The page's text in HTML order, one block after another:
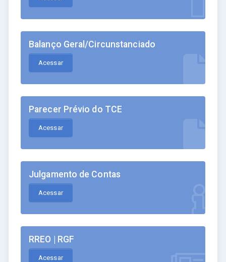
Balanço Geral/Circunstanciado
Acessar
Parecer Prévio do TCE
Acessar
Julgamento de Contas
Acessar
RREO | RGF
Acessar